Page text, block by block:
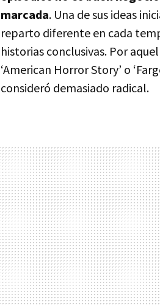
marcada. Una de sus ideas
reparto diferente en cada
historias conclusivas. Por
‘American Horror Story’ o
consideró demasiado radical.